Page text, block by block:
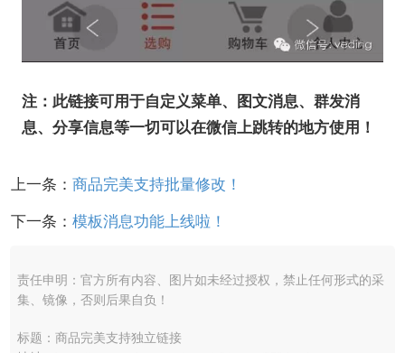
注：此链接可用于自定义菜单、图文消息、群发消
息、分享信息等一切可以在微信上跳转的地方使用！
上一条： 商品完美支持批量修改！
下一条： 模板消息功能上线啦！
责任申明：官方所有内容、图片如未经过授权，禁止任何形式的采
集、镜像，否则后果自负！
标题：商品完美支持独立链接